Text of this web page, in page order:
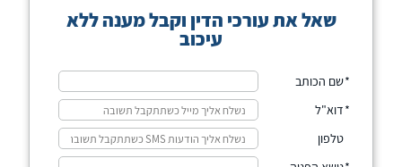
שאל את עורכי הדין וקבל מענה ללא
עיכוב
שם הכותב
דוא"ל
טלפון